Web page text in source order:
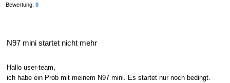
Bewertung: 0
N97 mini startet nicht mehr
Hallo user-team,
ich habe ein Prob mit meinem N97 mini. Es startet nur noch bedingt.